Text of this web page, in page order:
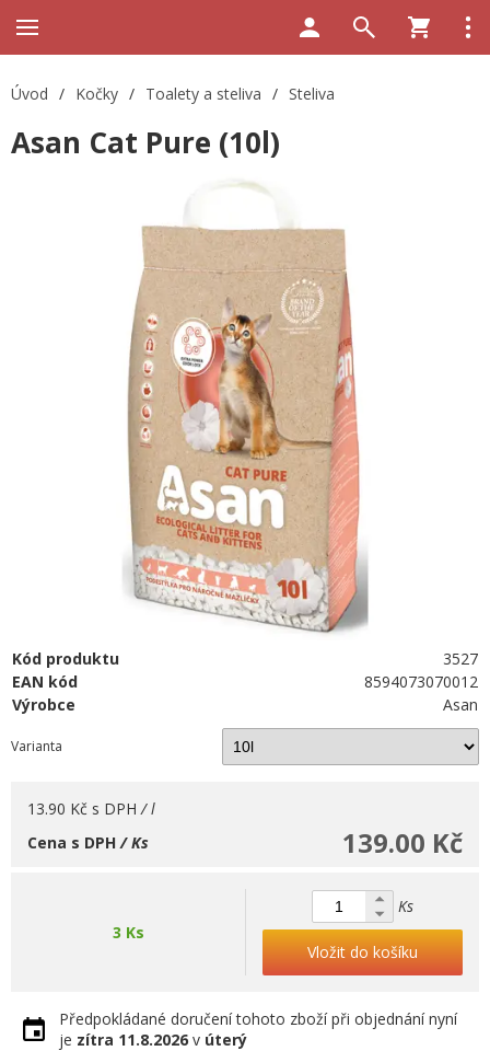
Úvod / Kočky / Toalety a steliva / Steliva
Asan Cat Pure (10l)
Kód produktu
3527
EAN kód
8594073070012
Výrobce
Asan
Varianta
13.90 Kč s DPH / l
139.00 Kč
Cena s DPH/ Ks
3 Ks
Ks
Vložit do košíku
Předpokládané doručení tohoto zboží při objednání nyní
je zítra 11.8.2026 v úterý